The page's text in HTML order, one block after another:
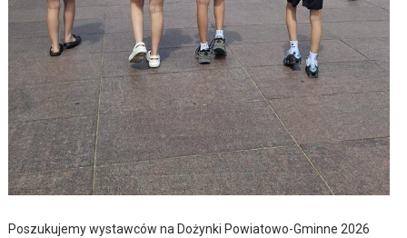
Poszukujemy wystawców na Dożynki Powiatowo-Gminne 2026